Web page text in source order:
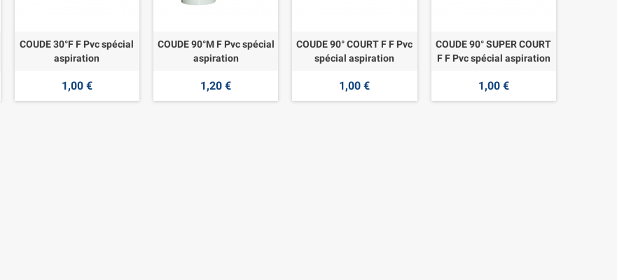
COUDE 30°F F Pvc spécial
aspiration
1,00 €
COUDE 90°M F Pvc spécial
aspiration
1,20 €
COUDE 90° COURT F F Pvc
spécial aspiration
1,00 €
COUDE 90° SUPER COURT
F F Pvc spécial aspiration
1,00 €